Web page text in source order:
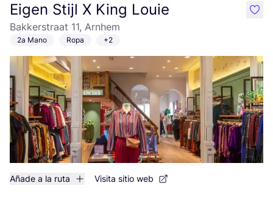
Eigen Stijl X King Louie
Bakkerstraat 11, Arnhem
2a Mano Ropa +2
Añade a la ruta Visita sitio web
like